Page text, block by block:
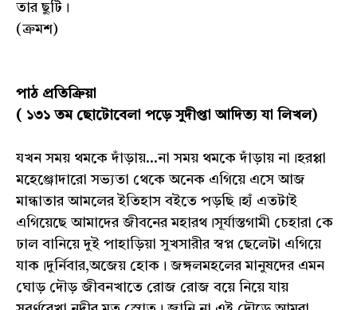
তার ছুটি।
(ক্রমশ)
পাঠ প্রতিক্রিয়া
( ১৩১ তম ছোটোবেলা পড়ে সুদীপ্তা আদিত্য যা লিখল)
যখন সময় থমকে দাঁড়ায়...না সময় থমকে দাঁড়ায় না।হরপ্পা
মহেঞ্জোদারো সভ্যতা থেকে অনেক এগিয়ে এসে আজ
মান্ধাতার আমলের ইতিহাস বইতে পড়ছি।হ্যঁ এতটাই
এগিয়েছে আমাদের জীবনের মহারথ।সূর্যাস্তগামী চেহারা কে
ঢাল বানিয়ে দুই পাহাড়িয়া সুখসারীর স্বপ্ন ছেলেটা এগিয়ে
যাক।দুর্নিবার,অজেয় হোক। জঙ্গলমহলের মানুষদের এমন
ঘোড় দৌড় জীবনখাতে রোজ রোজ বয়ে নিয়ে যায়